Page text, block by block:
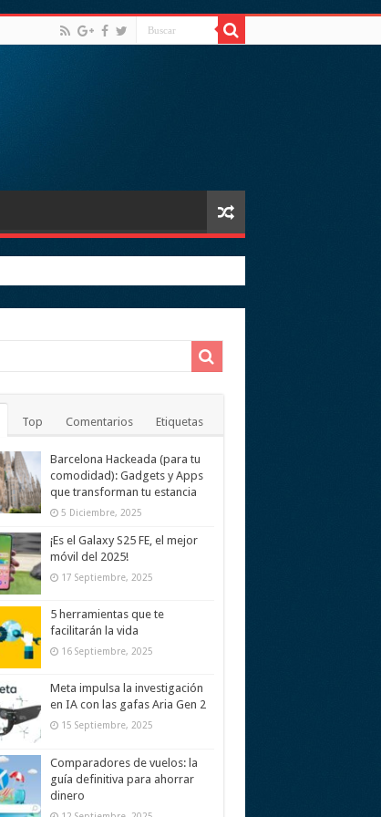
Top Comentarios Etiquetas
Barcelona Hackeada (para tu
comodidad): Gadgets y Apps
que transforman tu estancia
5 Diciembre, 2025
¡Es el Galaxy S25 FE, el mejor
móvil del 2025!
17 Septiembre, 2025
5 herramientas que te
facilitarán la vida
16 Septiembre, 2025
Meta impulsa la investigación
en IA con las gafas Aria Gen 2
15 Septiembre, 2025
Comparadores de vuelos: la
guía definitiva para ahorrar
dinero